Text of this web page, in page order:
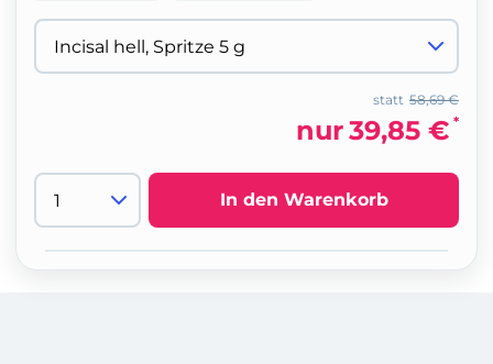
58,69 €
statt
nur39,85 € *
In den Warenkorb